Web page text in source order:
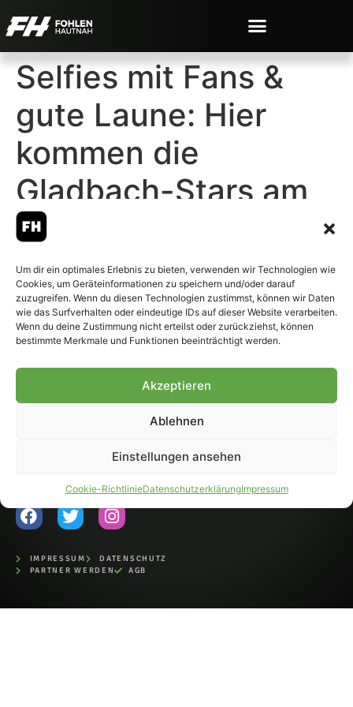
Um dir ein optimales Erlebnis zu bieten, verwenden wir Technologien wie
Cookies, um Geräteinformationen zu speichern und/oder darauf
zuzugreifen. Wenn du diesen Technologien zustimmst, können wir Daten
wie das Surfverhalten oder eindeutige IDs auf dieser Website verarbeiten.
Wenn du deine Zustimmung nicht erteilst oder zurückziehst, können
bestimmte Merkmale und Funktionen beeinträchtigt werden.
Akzeptieren
Ablehnen
Einstellungen ansehen
Cookie-RichtlinieDatenschutzerklärungImpressum
Selfies mit Fans &
gute Laune: Hier
kommen die
Gladbach-Stars am
Tegernsee an
© 2007-2026 Fohlen-Hautnah.de
– Alle rechte vorbehalten.
Fohlen-Hautnah.de ist ein
offiziell eingetragenes Magazin
bei der Deutschen
Nationalbibliothek (ISSN 1868-
auszugsweise, nur mit
IMPRESSUM
DATENSCHUTZ
PARTNER WERDEN
AGB